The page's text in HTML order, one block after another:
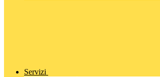
Servizi